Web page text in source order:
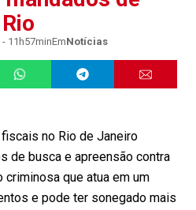
11h57minEmNotícias
no Rio de Janeiro
de busca e apreensão contra
que atua em um
e pode ter sonegado mais